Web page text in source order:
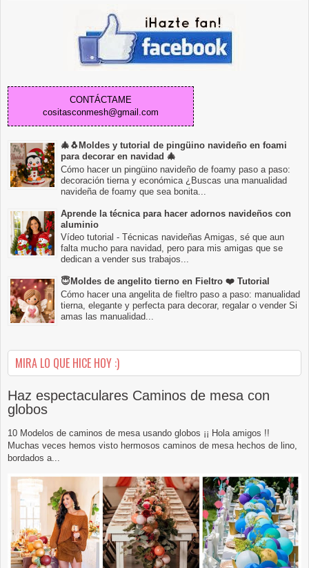
CONTÁCTAME
cositasconmesh@gmail.com
🎄🐧Moldes y tutorial de pingüino navideño en foami
para decorar en navidad 🎄
Cómo hacer un pingüino navideño de foamy paso a paso:
decoración tierna y económica ¿Buscas una manualidad
navideña de foamy que sea bonita...
Aprende la técnica para hacer adornos navideños con
aluminio
Vídeo tutorial - Técnicas navideñas Amigas, sé que aun
falta mucho para navidad, pero para mis amigas que se
dedican a vender sus trabajos...
😇Moldes de angelito tierno en Fieltro ❤️ Tutorial
Cómo hacer una angelita de fieltro paso a paso: manualidad
tierna, elegante y perfecta para decorar, regalar o vender Si
amas las manualidad...
MIRA LO QUE HICE HOY :)
Haz espectaculares Caminos de mesa con
globos
10 Modelos de caminos de mesa usando globos ¡¡ Hola amigos !!
Muchas veces hemos visto hermosos caminos de mesa hechos de lino,
bordados a...